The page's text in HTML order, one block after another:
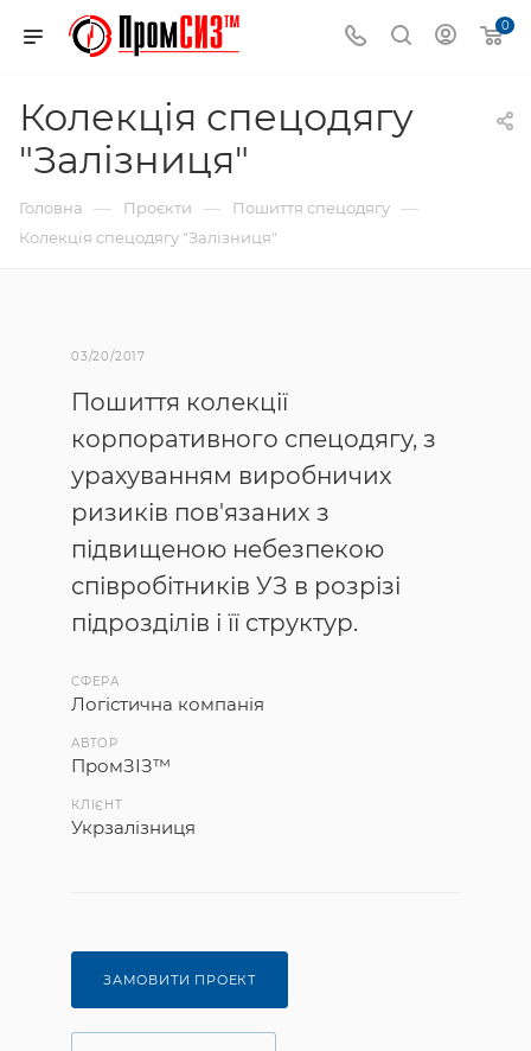
0
Колекція спецодягу
"Залізниця"
Головна — Проєкти — Пошиття спецодягу —
Колекція спецодягу "Залізниця"
03/20/2017
Пошиття колекції
корпоративного спецодягу, з
урахуванням виробничих
ризиків пов'язаних з
підвищеною небезпекою
співробітників УЗ в розрізі
підрозділів і її структур.
СФЕРА
Логістична компанія
АВТОР
ПромЗІЗ™
КЛІЄНТ
Укрзалізниця
ЗАМОВИТИ ПРОЕКТ